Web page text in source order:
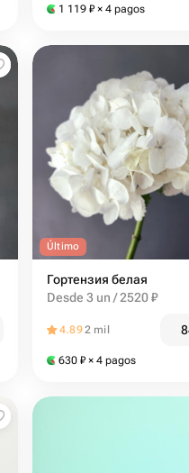
1 119 ₽ × 4 pagos
Último
Гортензия белая
Desde 3 un / 2520 ₽
4.892 mil
630 ₽ × 4 pagos